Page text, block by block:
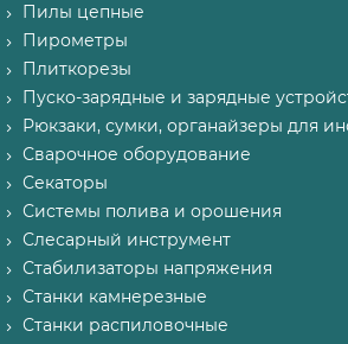
Пилы цепные
Пирометры
Плиткорезы
Пуско-зарядные и зарядные
Рюкзаки, сумки, органайзеры для
Сварочное оборудование
Секаторы
Системы полива и орошения
Слесарный инструмент
Стабилизаторы напряжения
Станки камнерезные
Станки распиловочные